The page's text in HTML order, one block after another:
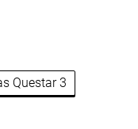
Questar 3